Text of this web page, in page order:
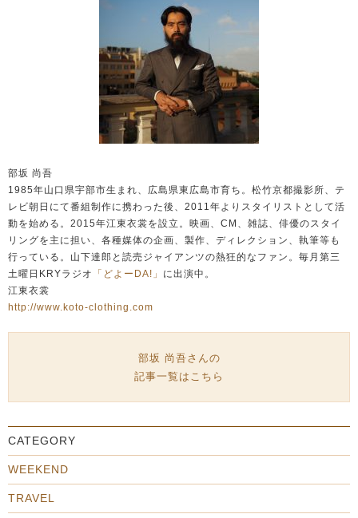
部坂 尚吾
1985年山口県宇部市生まれ、広島県東広島市育ち。松竹京都撮影所、テ
レビ朝日にて番組制作に携わった後、2011年よりスタイリストとして活
動を始める。2015年江東衣裳を設立。映画、CM、雑誌、俳優のスタイ
リングを主に担い、各種媒体の企画、製作、ディレクション、執筆等も
行っている。山下達郎と読売ジャイアンツの熱狂的なファン。毎月第三
土曜日KRYラジオ
「どよーDA!」 に出演中。
江東衣裳
http://www.koto-clothing.com
部坂 尚吾さんの
記事一覧はこちら
CATEGORY
WEEKEND
TRAVEL